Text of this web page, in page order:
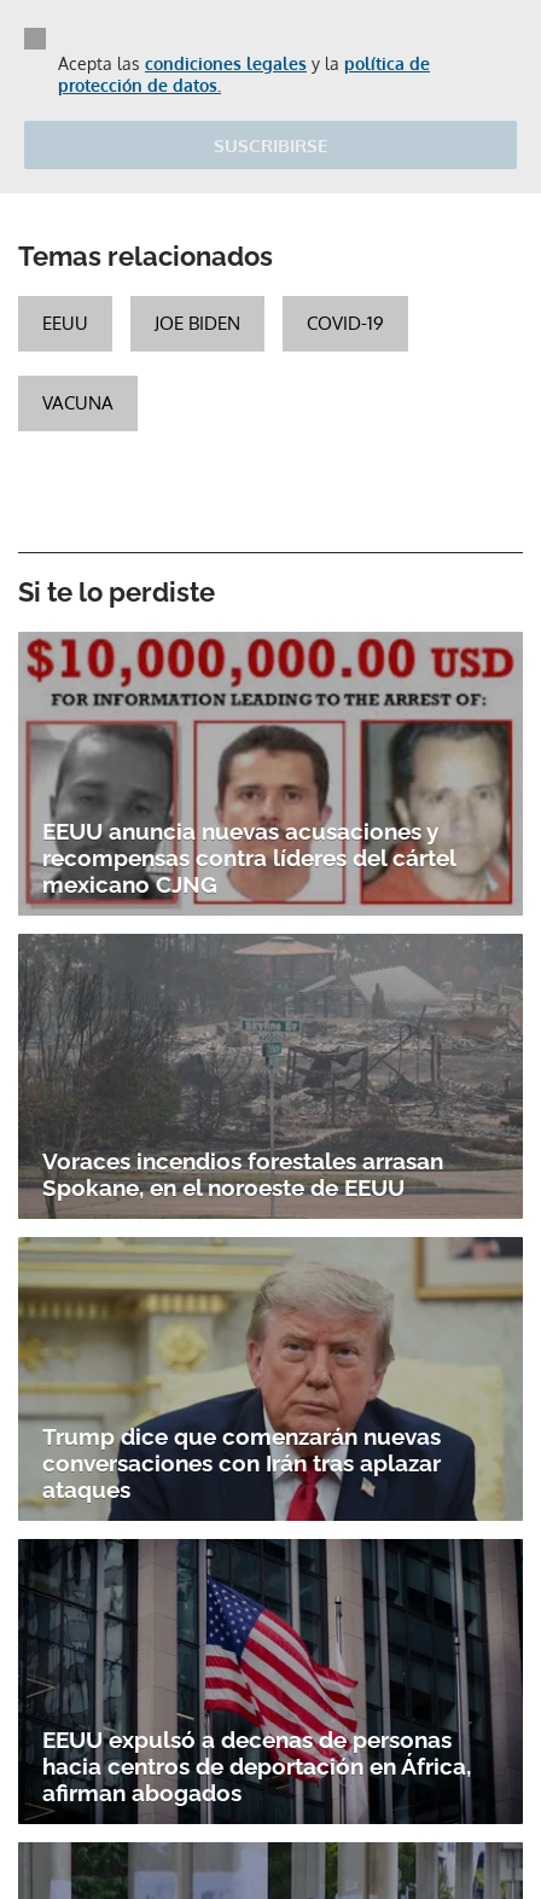
Acepta las condiciones legales y la política de
protección de datos.
SUSCRIBIRSE
Temas relacionados
EEUU JOE BIDEN COVID-19
VACUNA
Si te lo perdiste
EEUU anuncia nuevas acusaciones y
recompensas contra líderes del cártel
mexicano CJNG
Voraces incendios forestales arrasan
Spokane, en el noroeste de EEUU
Trump dice que comenzarán nuevas
conversaciones con Irán tras aplazar
ataques
EEUU expulsó a decenas de personas
hacia centros de deportación en África,
afirman abogados